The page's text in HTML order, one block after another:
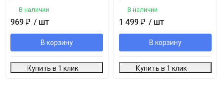
В наличии
969 ₽ / шт
В корзину
Купить в 1 клик
В наличии
1 499 ₽ / шт
В корзину
Купить в 1 клик